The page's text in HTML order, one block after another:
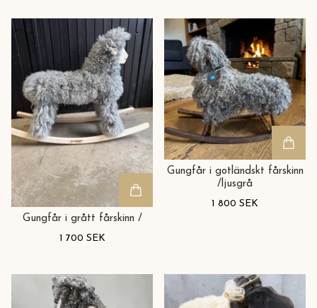
Gungfår i grått fårskinn /
1 700 SEK
Gungfår i gotländskt fårskinn
/ljusgrå
1 800 SEK